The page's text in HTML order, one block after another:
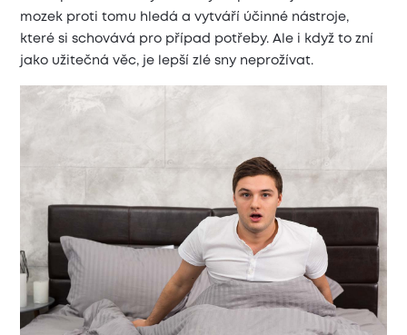
mozek proti tomu hledá a vytváří účinné nástroje,
které si schovává pro případ potřeby. Ale i když to zní
jako užitečná věc, je lepší zlé sny neprožívat.